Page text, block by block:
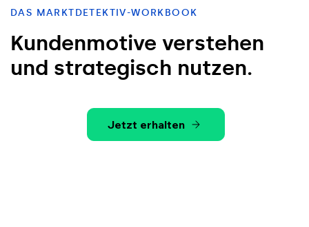
DAS MARKTDETEKTIV-WORKBOOK
Kundenmotive verstehen
und strategisch nutzen.
Jetzt erhalten